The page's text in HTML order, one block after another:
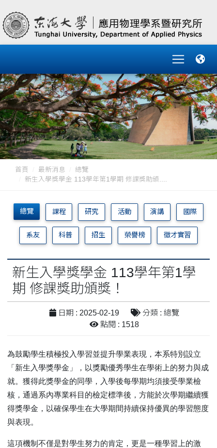
首頁 最新消息
總覽
新生入學獎學金 113學年第1學期 修課獎助頒....
總覽 課程 研究 活動 演講 國際
系友 科普 招生 榮譽榜 徵才實習
新生入學獎學金 113學年第1學
期 修課獎助頒獎！
日期 : 2025-02-19
分類 : 總覽
點閱 : 1518
為鼓勵學生積極投入學習並提升學業表現，本系特別設立
「新生入學獎學金」，以獎勵優秀學生在學術上的努力與成
就。獲得此獎學金的同學，入學後每學期均須接受學業檢
核，通過系內專業科目的檢定標準後，方能於次學期繼續獲
得獎學金，以確保學生在大學期間持續保持優異的學習態度
與表現。
這項機制不僅是對學生努力的肯定，更是一種學習上的激